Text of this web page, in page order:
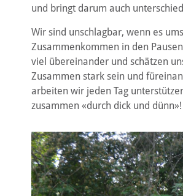
und bringt darum auch
Wir sind unschlagbar, wenn es
Zusammenkommen in den
viel übereinander und schätzen
Zusammen stark sein und
arbeiten wir jeden Tag
zusammen «durch dick und dünn»!